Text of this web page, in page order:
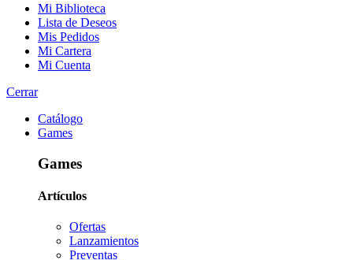
Mi Biblioteca
Lista de Deseos
Mis Pedidos
Mi Cartera
Mi Cuenta
Cerrar
Catálogo
Games
Games
Artículos
Ofertas
Lanzamientos
Preventas